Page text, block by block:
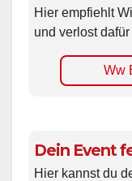
Hier empfiehlt
und verlost
Ww
Dein Event
Hier kannst du